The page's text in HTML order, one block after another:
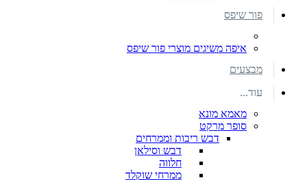
פור שיפס
איפה משיגים מוצרי פור שיפס
מבצעים
עוד...
מאמא מונא
סופר מרקט
דבש ריבות וממרחים
דבש וסילאן
חלווה
ממרחי שוקלד